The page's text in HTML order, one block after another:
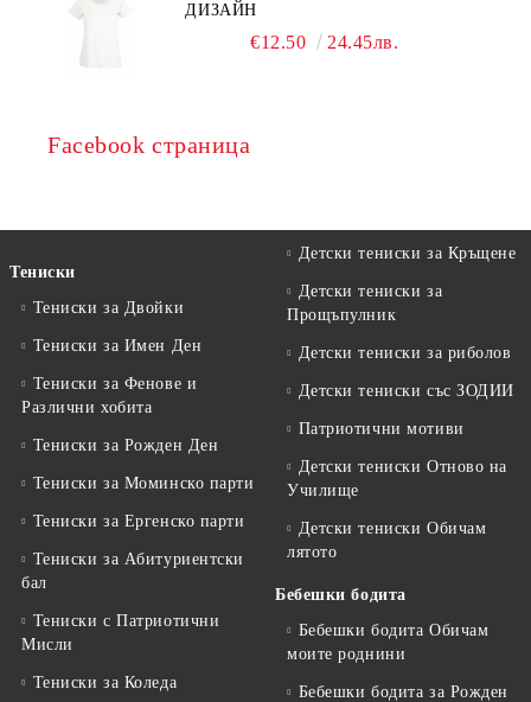
ДИЗАЙН
€12.50 24.45лв.
Facebook страница
Тениски
Тениски за Двойки
Тениски за Имен Ден
Тениски за Фенове и
Различни хобита
Тениски за Рожден Ден
Тениски за Mоминско парти
Тениски за Eргенско парти
Тениски за Aбитуриентски
бал
Тениски с Патриотични
Мисли
Тениски за Коледа
Детски тениски за Кръщене
Детски тениски за
Прощъпулник
Детски тениски за риболов
Детски тениски със ЗОДИИ
Патриотични мотиви
Детски тениски Отново на
Училище
Детски тениски Обичам
лятото
Бебешки бодита
Бебешки бодита Обичам
моите роднини
Бебешки бодита за Рожден